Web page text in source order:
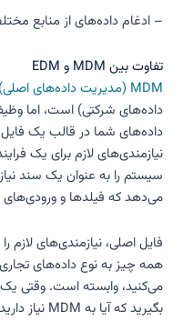
– ادغام داده‌های از منابع
تفاوت بین MDM و EDM
MDM (مدیریت داده‌های اصلی)
داده‌های شرکتی) است، اما
داده‌های شما در قالب یک
نیازمندی‌های لازم برای یک
سیستم را به عنوان یک سند
می‌دهد که فیلدها و ورودی‌های
فایل اصلی، نیازمندی‌های
همه چیز به نوع داده‌های
می‌کنید، وابسته است. وقتی یک
بگیرید که آیا به MDM نیاز دارید یا EDM.